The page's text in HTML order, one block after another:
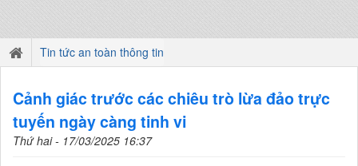
Tin tức an toàn thông tin
Cảnh giác trước các chiêu trò lừa đảo trực
tuyến ngày càng tinh vi
Thứ hai - 17/03/2025 16:37